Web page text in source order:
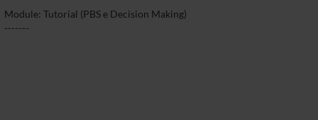
Module: Tutorial (PBS e Decision Making)
-------